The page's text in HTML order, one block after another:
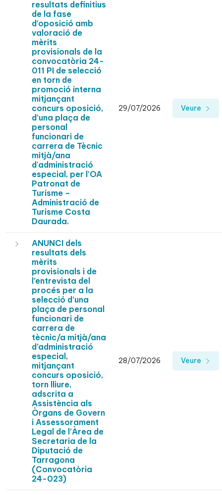
resultats definitius
de la fase
d’oposició amb
valoració de
mèrits
provisionals de la
convocatòria 24-
011 PI de selecció
en torn de
promoció interna
mitjançant
concurs oposició,
d’una plaça de
personal
funcionari de
carrera de Tècnic
mitjà/ana
d'administració
especial, per l’OA
Patronat de
Turisme –
Administració de
Turisme Costa
Daurada.
29/07/2026 Veure
ANUNCI dels
resultats dels
mèrits
provisionals i de
l’entrevista del
procés per a la
selecció d’una
plaça de personal
funcionari de
carrera de
tècnic/a mitjà/ana
d’administració
especial,
mitjançant
concurs oposició,
torn lliure,
adscrita a
Assistència als
Òrgans de Govern
i Assessorament
Legal de l’Àrea de
Secretaria de la
Diputació de
Tarragona
(Convocatòria
24-023)
28/07/2026 Veure